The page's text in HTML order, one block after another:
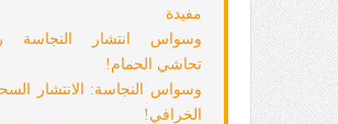
مفيدة
وسواس انتشار النجاسة
تحاشي الحمام!
وسواس النجاسة: الانتشار
الخرافي!